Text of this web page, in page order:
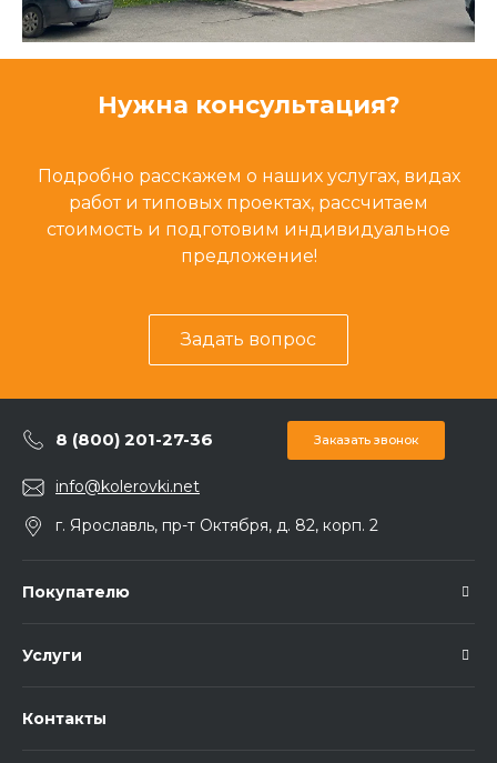
Нужна консультация?
Подробно расскажем о наших услугах, видах
работ и типовых проектах, рассчитаем
стоимость и подготовим индивидуальное
предложение!
Задать вопрос
8 (800) 201-27-36 Заказать звонок
info@kolerovki.net
г. Ярославль, пр-т Октября, д. 82, корп. 2
Покупателю
Услуги
Контакты